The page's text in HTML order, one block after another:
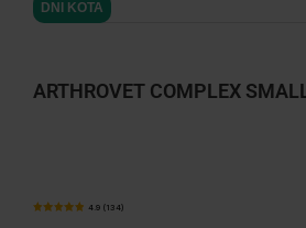
DNI KOTA
ARTHROVET COMPLEX
4.9 (134)